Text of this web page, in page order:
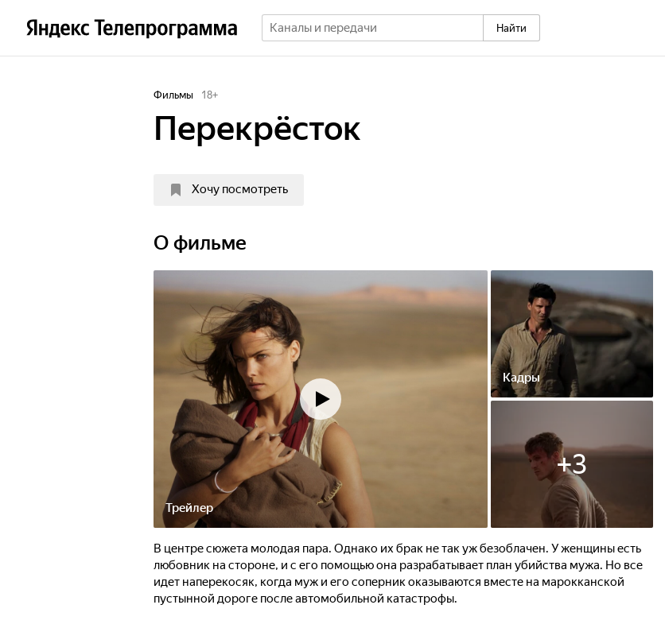
Найти
Фильмы 18+
Перекрёсток
Хочу посмотреть
О фильме
Трейлер
Кадры
+3
В центре сюжета молодая пара. Однако их брак не так уж безоблачен. У женщины есть
любовник на стороне, и с его помощью она разрабатывает план убийства мужа. Но все
идет наперекосяк, когда муж и его соперник оказываются вместе на марокканской
пустынной дороге после автомобильной катастрофы.